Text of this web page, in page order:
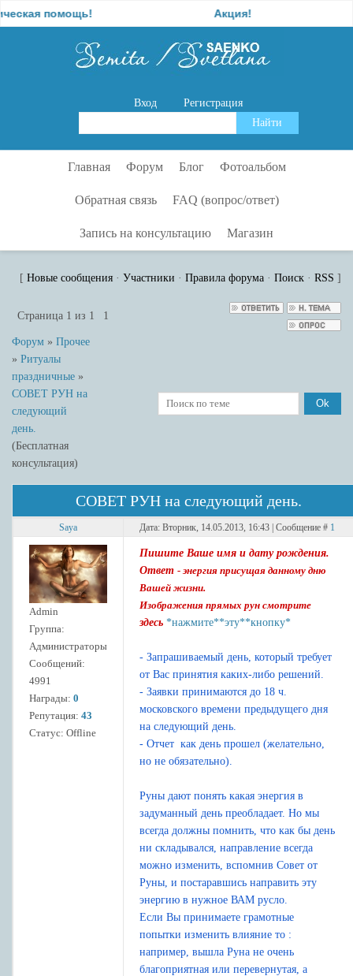
помощь! Акция!
Вход Регистрация
Главная Форум Блог Фотоальбом
Обратная связь FAQ (вопрос/ответ)
Запись на консультацию Магазин
[ Новые сообщения · Участники · Правила форума · Поиск · RSS ]
Страница 1 из 1 1
Форум » Прочее
» Ритуалы
праздничные »
СОВЕТ РУН на
следующий
день.
(Бесплатная
консультация)
СОВЕТ РУН на следующий день.
Saya Дата: Вторник, 14.05.2013, 16:43 | Сообщение # 1
Admin
Группа:
Администраторы
Сообщений:
4991
Награды: 0
Репутация: 43
Статус: Offline
Пишите Ваше имя и дату рождения.
Ответ - энергия присущая данному дню
Вашей жизни.
Изображения прямых рун смотрите
здесь *нажмите**эту**кнопку*
- Запрашиваемый день, который требует
от Вас принятия каких-либо решений.
- Заявки принимаются до 18 ч.
московского времени предыдущего дня
на следующий день.
- Отчет как день прошел (желательно,
но не обязательно).
Руны дают понять какая энергия в
задуманный день преобладает. Но мы
всегда должны помнить, что как бы день
ни складывался, направление всегда
можно изменить, вспомнив Совет от
Руны, и постаравшись направить эту
энергию в нужное ВАМ русло.
Если Вы принимаете грамотные
попытки изменить влияние то :
например, вышла Руна не очень
благоприятная или перевернутая, а